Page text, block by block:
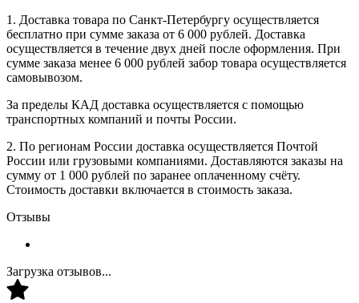
1. Доставка товара по Санкт-Петербургу осуществляется
бесплатно при сумме заказа от 6 000 рублей. Доставка
осуществляется в течение двух дней после оформления. При
сумме заказа менее 6 000 рублей забор товара осуществляется
самовывозом.
За пределы КАД доставка осуществляется с помощью
транспортных компаний и почты России.
2. По регионам России доставка осуществляется Почтой
России или грузовыми компаниями. Доставляются заказы на
сумму от 1 000 рублей по заранее оплаченному счёту.
Стоимость доставки включается в стоимость заказа.
Отзывы
Загрузка отзывов...